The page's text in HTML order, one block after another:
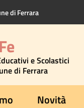
di Ferrara
e Scolastici
di Ferrara
Novità